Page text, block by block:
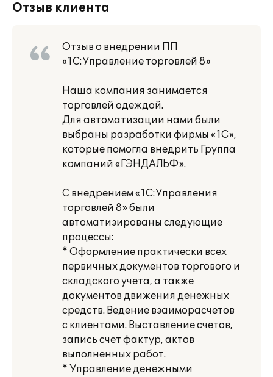
Отзыв клиента
Отзыв о внедрении ПП
«1С:Управление торговлей 8»
Наша компания занимается
торговлей одеждой.
Для автоматизации нами были
выбраны разработки фирмы «1С»,
которые помогла внедрить Группа
компаний «ГЭНДАЛЬФ».
С внедрением «1С:Управления
торговлей 8» были
автоматизированы следующие
процессы:
* Оформление практически всех
первичных документов торгового и
складского учета, а также
документов движения денежных
средств. Ведение взаиморасчетов
с клиентами. Выставление счетов,
запись счет фактур, актов
выполненных работ.
* Управление денежными